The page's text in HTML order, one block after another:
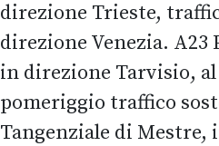
direzione Trieste,
direzione Venezia. A23
in direzione Tarvisio,
pomeriggio traffico
Tangenziale di Mestre,